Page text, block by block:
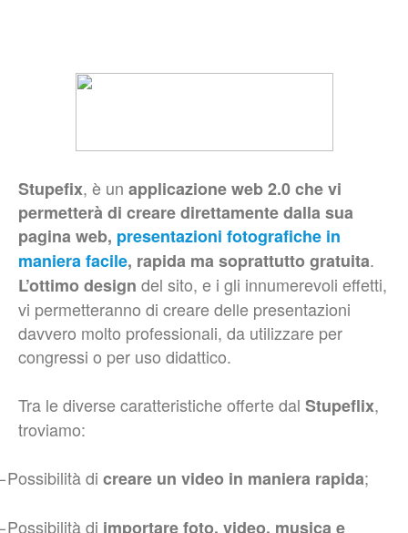
Stupefix, è un applicazione web 2.0che vi
permetterà di creare direttamente dalla sua
pagina web, presentazioni fotografiche in
maniera facile, rapida ma soprattutto gratuita.
L’ottimo design del sito, e i gli innumerevoli effetti,
vi permetteranno di creare delle presentazioni
davvero molto professionali, da utilizzare per
congressi o per uso didattico.
Tra le diverse caratteristiche offerte dal Stupeflix,
troviamo:
Possibilità di creare un video in maniera rapida;
Possibilità di importare foto, video, musica e